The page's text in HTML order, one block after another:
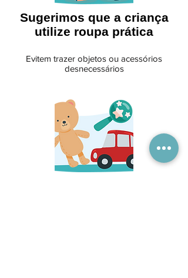
Sugerimos que a criança
utilize roupa prática
Evitem trazer objetos ou acessórios
desnecessários